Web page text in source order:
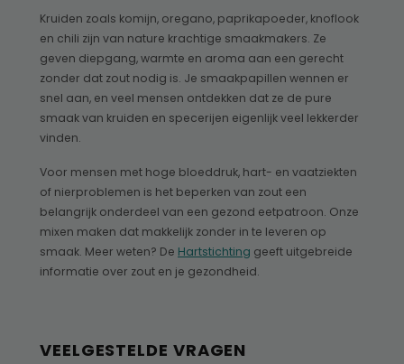
Kruiden zoals komijn, oregano, paprikapoeder, knoflook
en chili zijn van nature krachtige smaakmakers. Ze
geven diepgang, warmte en aroma aan een gerecht
zonder dat zout nodig is. Je smaakpapillen wennen er
snel aan, en veel mensen ontdekken dat ze de pure
smaak van kruiden en specerijen eigenlijk veel lekkerder
vinden.
Voor mensen met hoge bloeddruk, hart- en vaatziekten
of nierproblemen is het beperken van zout een
belangrijk onderdeel van een gezond eetpatroon. Onze
mixen maken dat makkelijk zonder in te leveren op
smaak. Meer weten? De Hartstichting geeft uitgebreide
informatie over zout en je gezondheid.
VEELGESTELDE VRAGEN